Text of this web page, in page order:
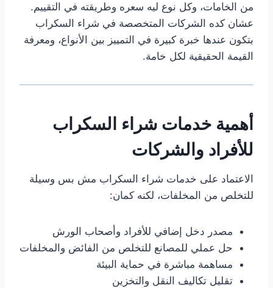
من الخامات، وكل نوع ليه سعره وطريقته في التقييم.
عشان كده الشركات المتخصصة في شراء السكراب
بتكون عندها خبرة كبيرة في التمييز بين الأنواع، ومعرفة
القيمة الحقيقية لكل خامة.
أهمية خدمات شراء السكراب
للأفراد والشركات
الاعتماد على خدمات شراء السكراب مش بس وسيلة
للتخلص من المخلفات، لكنه كمان:
مصدر دخل إضافي للأفراد وأصحاب الورش
حل عملي للمصانع للتخلص من الفائض والمخلفات
مساهمة مباشرة في حماية البيئة
تقليل تكاليف النقل والتخزين